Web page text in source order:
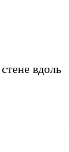
стене вдоль